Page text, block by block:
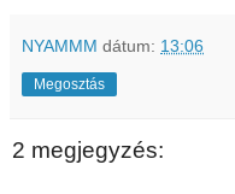
NYAMMM dátum: 13:06
Megosztás
2 megjegyzés: